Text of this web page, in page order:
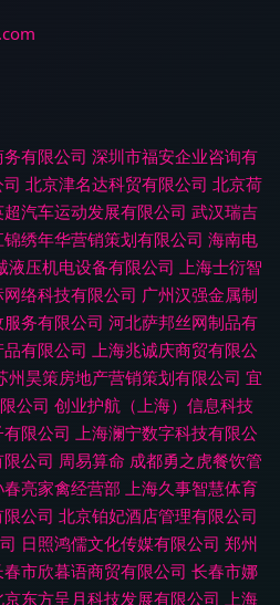
有限公司 深圳市福安企业咨询有
北京津名达科贸有限公司 北京荷
汽车运动发展有限公司 武汉瑞吉
绣年华营销策划有限公司 海南电
液压机电设备有限公司 上海士衍智
络科技有限公司 广州汉强金属制
务有限公司 河北萨邦丝网制品有
有限公司 上海兆诚庆商贸有限公
州昊策房地产营销策划有限公司 宜
公司 创业护航（上海）信息科技
限公司 上海澜宁数字科技有限公
公司 周易算命 成都勇之虎餐饮管
亮家禽经营部 上海久事智慧体育
公司 北京铂妃酒店管理有限公司
日照鸿儒文化传媒有限公司 郑州
春市欣暮语商贸有限公司 长春市娜
京东方呈月科技发展有限公司 上海